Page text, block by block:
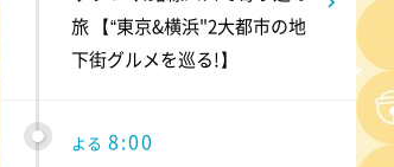
旅 【“東京&横浜"2大都市の地
下街グルメを巡る!】
よる 8:00